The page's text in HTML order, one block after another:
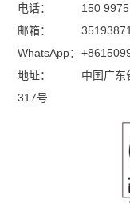
电话：
150
邮箱：
WhatsApp：
地址：
中国广东
317号